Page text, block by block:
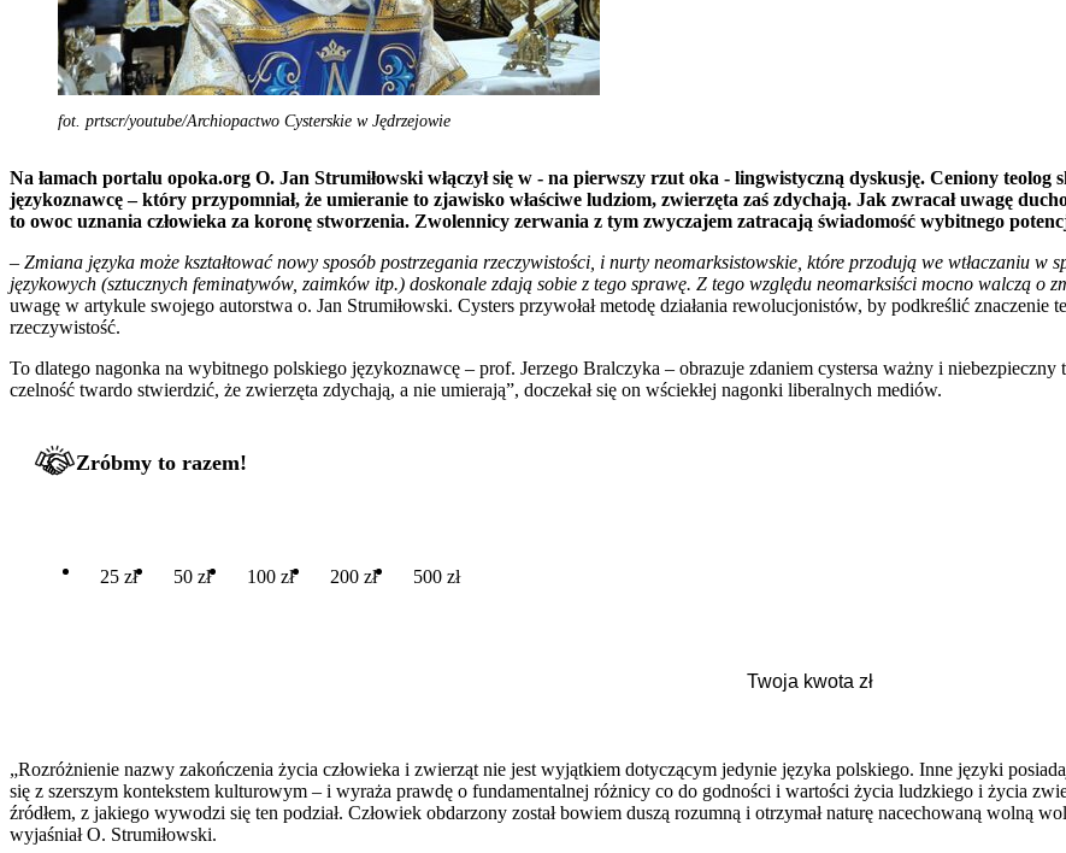
fot. prtscr/youtube/Archiopactwo Cysterskie w Jędrzejowie
Na łamach portalu opoka.org O. Jan Strumiłowski włączył się w - na pierwszy rzut oka - lingwistyczną dyskusję. Ceniony
językoznawcę – który przypomniał, że umieranie to zjawisko właściwe ludziom, zwierzęta zaś zdychają. Jak zwracał uwagę
to owoc uznania człowieka za koronę stworzenia. Zwolennicy zerwania z tym zwyczajem zatracają świadomość wybitnego
– Zmiana języka może kształtować nowy sposób postrzegania rzeczywistości, i nurty neomarksistowskie, które przodują we wtłaczaniu
językowych (sztucznych feminatywów, zaimków itp.) doskonale zdają sobie z tego sprawę. Z tego względu neomarksiści mocno walczą o
uwagę w artykule swojego autorstwa o. Jan Strumiłowski. Cysters przywołał metodę działania rewolucjonistów, by podkreślić
rzeczywistość.
To dlatego nagonka na wybitnego polskiego językoznawcę – prof. Jerzego Bralczyka – obrazuje zdaniem cystersa ważny i niebezpieczny
czelność twardo stwierdzić, że zwierzęta zdychają, a nie umierają”, doczekał się on wściekłej nagonki liberalnych mediów.
Zróbmy to razem!
25 zł 50 zł 100 zł 200 zł 500 zł
„Rozróżnienie nazwy zakończenia życia człowieka i zwierząt nie jest wyjątkiem dotyczącym jedynie języka polskiego. Inne języki
się z szerszym kontekstem kulturowym – i wyraża prawdę o fundamentalnej różnicy co do godności i wartości życia ludzkiego i życia
źródłem, z jakiego wywodzi się ten podział. Człowiek obdarzony został bowiem duszą rozumną i otrzymał naturę nacechowaną wolną
wyjaśniał O. Strumiłowski.